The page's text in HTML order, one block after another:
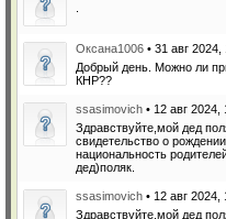
.
Оксана1006 • 31 авг 2024,
Добрый день. Можно ли
КНР??
ssasimovich • 12 авг 2024,
Здравствуйте,мой дед
свидетельство о
национальность
дед)поляк.
ssasimovich • 12 авг 2024,
Здравствуйте,мой дед